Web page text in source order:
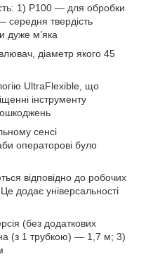
1) P100 — для обробки
середня твердість
дуже м’яка
діаметр якого 45
UltraFlexible, що
інструменту
сенсі
операторові було
відповідно до робочих
додає універсальності
(без додаткових
(з 1 трубкою) — 1,7 м; 3)